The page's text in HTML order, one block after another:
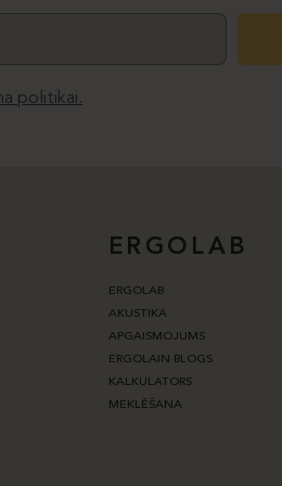
politikai.
ERGOLAB
ERGOLAB
AKUSTIKA
APGAISMOJUMS
ERGOLAIN BLOGS
KALKULATORS
MEKLĒŠANA